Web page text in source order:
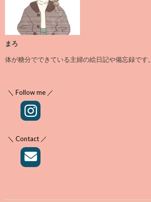
まろ
体が糖分でできている主婦の絵日記や備忘録です。
＼ Follow me ／
＼ Contact ／